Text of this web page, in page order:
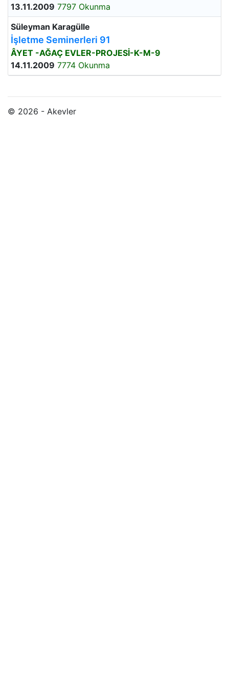
13.11.2009 7797 Okunma
Süleyman Karagülle
İşletme Seminerleri 91
ÂYET -AĞAÇ EVLER-PROJESİ-K-M-9
14.11.2009 7774 Okunma
© 2026 - Akevler